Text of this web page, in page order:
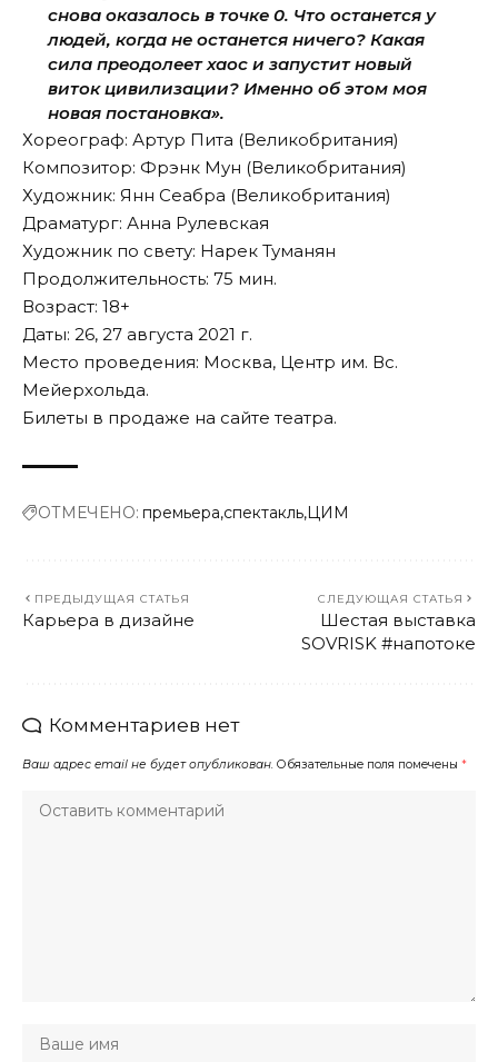
снова оказалось в точке 0. Что останется у
людей, когда не останется ничего? Какая
сила преодолеет хаос и запустит новый
виток цивилизации? Именно об этом моя
новая постановка».
Хореограф: Артур Пита (Великобритания)
Композитор: Фрэнк Мун (Великобритания)
Художник: Янн Сеабра (Великобритания)
Драматург: Анна Рулевская
Художник по свету: Нарек Туманян
Продолжительность: 75 мин.
Возраст: 18+
Даты: 26, 27 августа 2021 г.
Место проведения: Москва, Центр им. Вс.
Мейерхольда.
Билеты в продаже на сайте театра.
ОТМЕЧЕНО: премьера спектакль ЦИМ
ПРЕДЫДУЩАЯ СТАТЬЯ
Карьера в дизайне
СЛЕДУЮЩАЯ СТАТЬЯ
Шестая выставка
SOVRISK #напотоке
Комментариев нет
Ваш адрес email не будет опубликован. Обязательные поля помечены *